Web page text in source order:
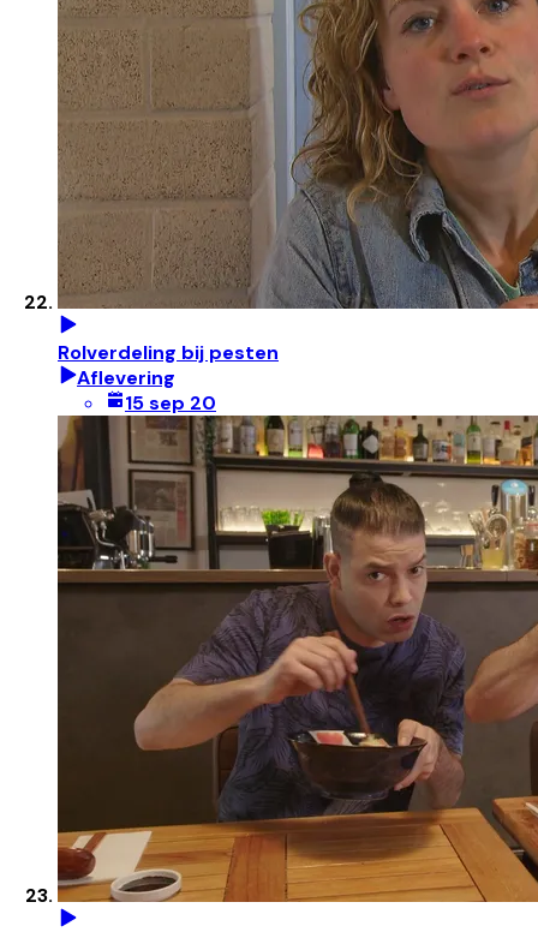
Rolverdeling bij pesten
Aflevering
15 sep 20